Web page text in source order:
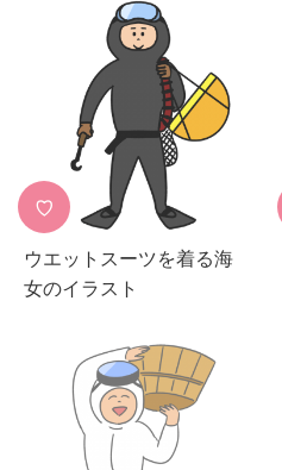
♡
ウエットスーツを着る海
女のイラスト